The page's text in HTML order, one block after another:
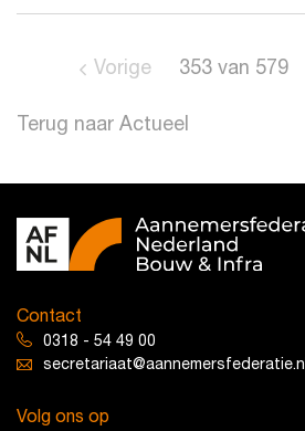
Terug naar Actueel
Vorige 353 van 579
Contact
0318 - 54 49 00
secretariaat@aannemersfederatie.nl
Volg ons op